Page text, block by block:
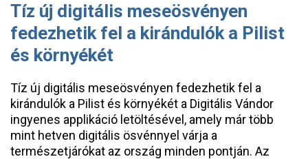
Tíz új digitális meseösvényen
fedezhetik fel a kirándulók a Pilist
és környékét
Tíz új digitális meseösvényen fedezhetik fel a
kirándulók a Pilist és környékét a Digitális Vándor
ingyenes applikáció letöltésével, amely már több
mint hetven digitális ösvénnyel várja a
természetjárókat az ország minden pontján. Az